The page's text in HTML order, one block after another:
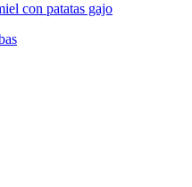
con patatas gajo